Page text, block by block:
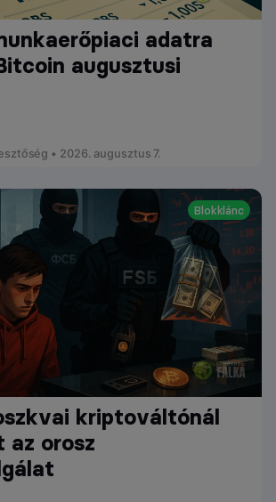
adatra
augusztusi
• 2026. augusztus 7.
Blokklánc
kriptováltónál
az orosz